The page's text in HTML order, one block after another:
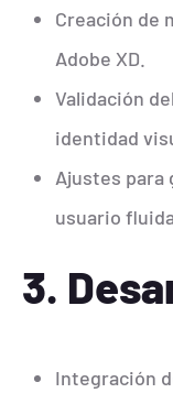
Creación de
Adobe XD.
Validación
identidad
Ajustes para
usuario
3.
Integración